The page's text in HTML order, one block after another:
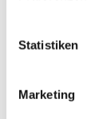
Statistiken
Marketing